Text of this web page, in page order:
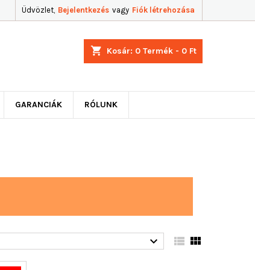
Üdvözlet, Bejelentkezés vagy Fiók létrehozása
shopping_cart Kosár: 0 Termék - 0 Ft
GARANCIÁK RÓLUNK
  